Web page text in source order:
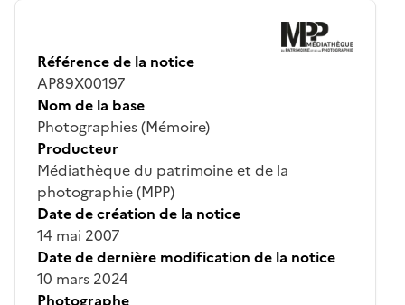
Référence de la notice
AP89X00197
Nom de la base
Photographies (Mémoire)
Producteur
Médiathèque du patrimoine et de la
photographie (MPP)
Date de création de la notice
14 mai 2007
Date de dernière modification de la notice
10 mars 2024
Photographe